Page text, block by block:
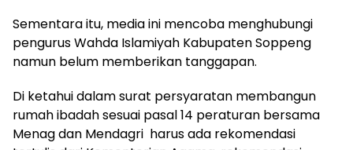
Sementara itu, media ini mencoba menghubungi
pengurus Wahda Islamiyah Kabupaten Soppeng
namun belum memberikan tanggapan.
Di ketahui dalam surat persyaratan membangun
rumah ibadah sesuai pasal 14 peraturan bersama
Menag dan Mendagri harus ada rekomendasi